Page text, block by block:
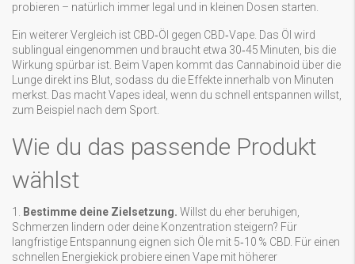
probieren – natürlich immer legal und in kleinen Dosen starten.
Ein weiterer Vergleich ist CBD‑Öl gegen CBD‑Vape. Das Öl wird
sublingual eingenommen und braucht etwa 30‑45 Minuten, bis die
Wirkung spürbar ist. Beim Vapen kommt das Cannabinoid über die
Lunge direkt ins Blut, sodass du die Effekte innerhalb von Minuten
merkst. Das macht Vapes ideal, wenn du schnell entspannen willst,
zum Beispiel nach dem Sport.
Wie du das passende Produkt
wählst
1. Bestimme deine Zielsetzung. Willst du eher beruhigen,
Schmerzen lindern oder deine Konzentration steigern? Für
langfristige Entspannung eignen sich Öle mit 5‑10 % CBD. Für einen
schnellen Energiekick probiere einen Vape mit höherer